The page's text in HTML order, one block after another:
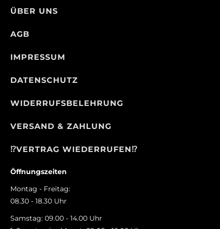
ÜBER UNS
AGB
IMPRESSUM
DATENSCHUTZ
WIDERRUFSBELEHRUNG
VERSAND & ZAHLUNG
⁉️VERTRAG WIEDERRUFEN⁉️
Öffnungszeiten
Montag - Freitag:
08.30 - 18.30 Uhr
Samstag: 09.00 - 14.00 Uhr